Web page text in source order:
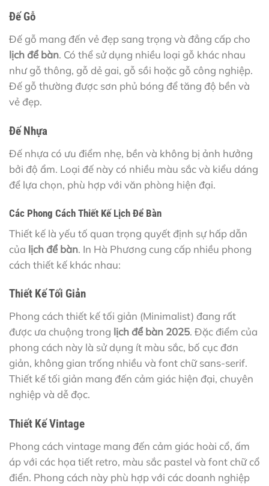
Đế Gỗ
Đế gỗ mang đến vẻ đẹp sang trọng và đẳng cấp cho
lịch để bàn. Có thể sử dụng nhiều loại gỗ khác nhau
như gỗ thông, gỗ dẻ gai, gỗ sồi hoặc gỗ công nghiệp.
Đế gỗ thường được sơn phủ bóng để tăng độ bền và
vẻ đẹp.
Đế Nhựa
Đế nhựa có ưu điểm nhẹ, bền và không bị ảnh hưởng
bởi độ ẩm. Loại đế này có nhiều màu sắc và kiểu dáng
để lựa chọn, phù hợp với văn phòng hiện đại.
Các Phong Cách Thiết Kế Lịch Để Bàn
Thiết kế là yếu tố quan trọng quyết định sự hấp dẫn
của lịch để bàn. In Hà Phương cung cấp nhiều phong
cách thiết kế khác nhau:
Thiết Kế Tối Giản
Phong cách thiết kế tối giản (Minimalist) đang rất
được ưa chuộng trong lịch để bàn 2025. Đặc điểm của
phong cách này là sử dụng ít màu sắc, bố cục đơn
giản, không gian trống nhiều và font chữ sans-serif.
Thiết kế tối giản mang đến cảm giác hiện đại, chuyên
nghiệp và dễ đọc.
Thiết Kế Vintage
Phong cách vintage mang đến cảm giác hoài cổ, ấm
áp với các họa tiết retro, màu sắc pastel và font chữ cổ
điển. Phong cách này phù hợp với các doanh nghiệp